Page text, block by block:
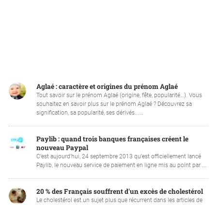
Aglaé : caractère et origines du prénom Aglaé
Tout savoir sur le prénom Aglaé (origine, fête, popularité…). Vous
souhaitez en savoir plus sur le prénom Aglaé ? Découvrez sa
signification, sa popularité, ses dérivés......
Paylib : quand trois banques françaises créent le
nouveau Paypal
C’est aujourd’hui, 24 septembre 2013 qu’est officiellement lancé
Paylib, le nouveau service de paiement en ligne mis au point par ...
20 % des Français souffrent d'un excès de cholestérol
Le cholestérol est un sujet plus que récurrent dans les articles de